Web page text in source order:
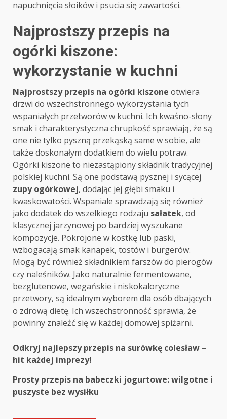
napuchnięcia słoików i psucia się zawartości.
Najprostszy przepis na
ogórki kiszone:
wykorzystanie w kuchni
Najprostszy przepis na ogórki kiszone otwiera
drzwi do wszechstronnego wykorzystania tych
wspaniałych przetworów w kuchni. Ich kwaśno-słony
smak i charakterystyczna chrupkość sprawiają, że są
one nie tylko pyszną przekąską same w sobie, ale
także doskonałym dodatkiem do wielu potraw.
Ogórki kiszone to niezastąpiony składnik tradycyjnej
polskiej kuchni. Są one podstawą pysznej i sycącej
zupy ogórkowej, dodając jej głębi smaku i
kwaskowatości. Wspaniale sprawdzają się również
jako dodatek do wszelkiego rodzaju sałatek, od
klasycznej jarzynowej po bardziej wyszukane
kompozycje. Pokrojone w kostkę lub paski,
wzbogacają smak kanapek, tostów i burgerów.
Mogą być również składnikiem farszów do pierogów
czy naleśników. Jako naturalnie fermentowane,
bezglutenowe, wegańskie i niskokaloryczne
przetwory, są idealnym wyborem dla osób dbających
o zdrową dietę. Ich wszechstronność sprawia, że
powinny znaleźć się w każdej domowej spiżarni.
Post
navigation
Odkryj najlepszy przepis na surówkę colesław –
hit każdej imprezy!
Prosty przepis na babeczki jogurtowe: wilgotne i
puszyste bez wysiłku